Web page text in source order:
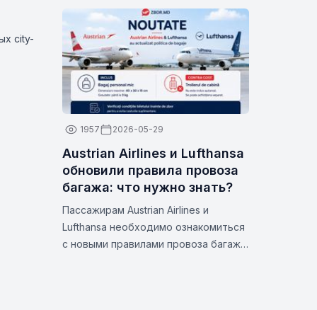
city-
воскресеньям. Проверьте даты на
Zbor.md
1957 2026-05-29
Austrian Airlines и Lufthansa
обновили правила провоза
багажа: что нужно знать?
Пассажирам Austrian Airlines и
Lufthansa необходимо ознакомиться
с новыми правилами провоза багажа